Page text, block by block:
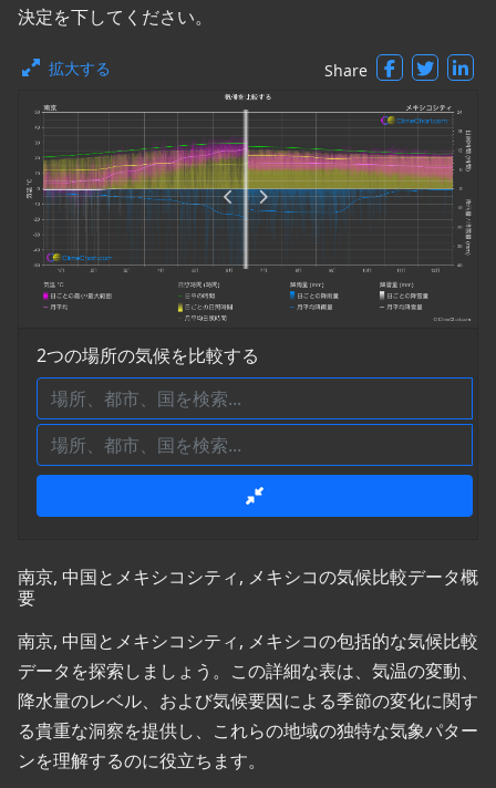
決定を下してください。
拡大する Share
2つの場所の気候を比較する
南京, 中国とメキシコシティ, メキシコの気候比較データ概
要
南京, 中国とメキシコシティ, メキシコの包括的な気候比較
データを探索しましょう。この詳細な表は、気温の変動、
降水量のレベル、および気候要因による季節の変化に関す
る貴重な洞察を提供し、これらの地域の独特な気象パター
ンを理解するのに役立ちます。